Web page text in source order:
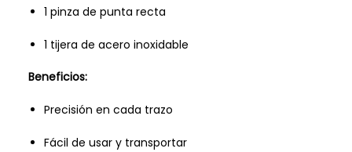
1 pinza de punta recta
1 tijera de acero inoxidable
Beneficios:
Precisión en cada trazo
Fácil de usar y transportar